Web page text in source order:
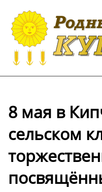
8 мая в
сельском